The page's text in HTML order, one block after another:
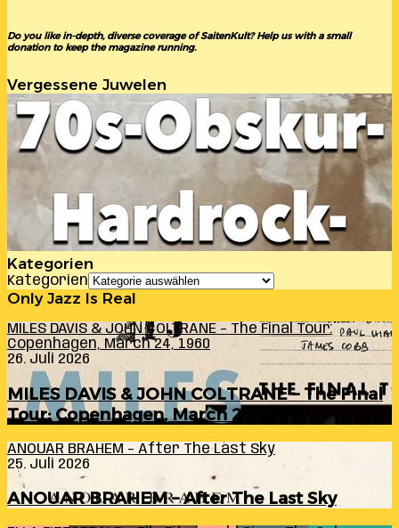
Do you like in-depth, diverse coverage of SaitenKult? Help us with a small
donation to keep the magazine running.
Vergessene Juwelen
Kategorien
Kategorien
Only Jazz Is Real
MILES DAVIS & JOHN COLTRANE – The Final Tour:
Copenhagen, March 24, 1960
26. Juli 2026
MILES DAVIS & JOHN COLTRANE – The Final
Tour: Copenhagen, March 24, 1960
ANOUAR BRAHEM – After The Last Sky
25. Juli 2026
ANOUAR BRAHEM – After The Last Sky